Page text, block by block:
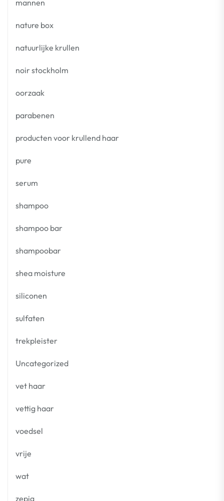
mannen
nature box
natuurlijke krullen
noir stockholm
oorzaak
parabenen
producten voor krullend haar
pure
serum
shampoo
shampoo bar
shampoobar
shea moisture
siliconen
sulfaten
trekpleister
Uncategorized
vet haar
vettig haar
voedsel
vrije
wat
zepig